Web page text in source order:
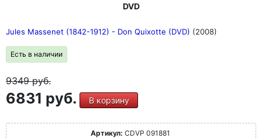
DVD
Jules Massenet (1842-1912) - Don Quixotte (DVD) (2008)
Есть в наличии
9349руб.
6831 руб. В корзину
Артикул: CDVP 091881